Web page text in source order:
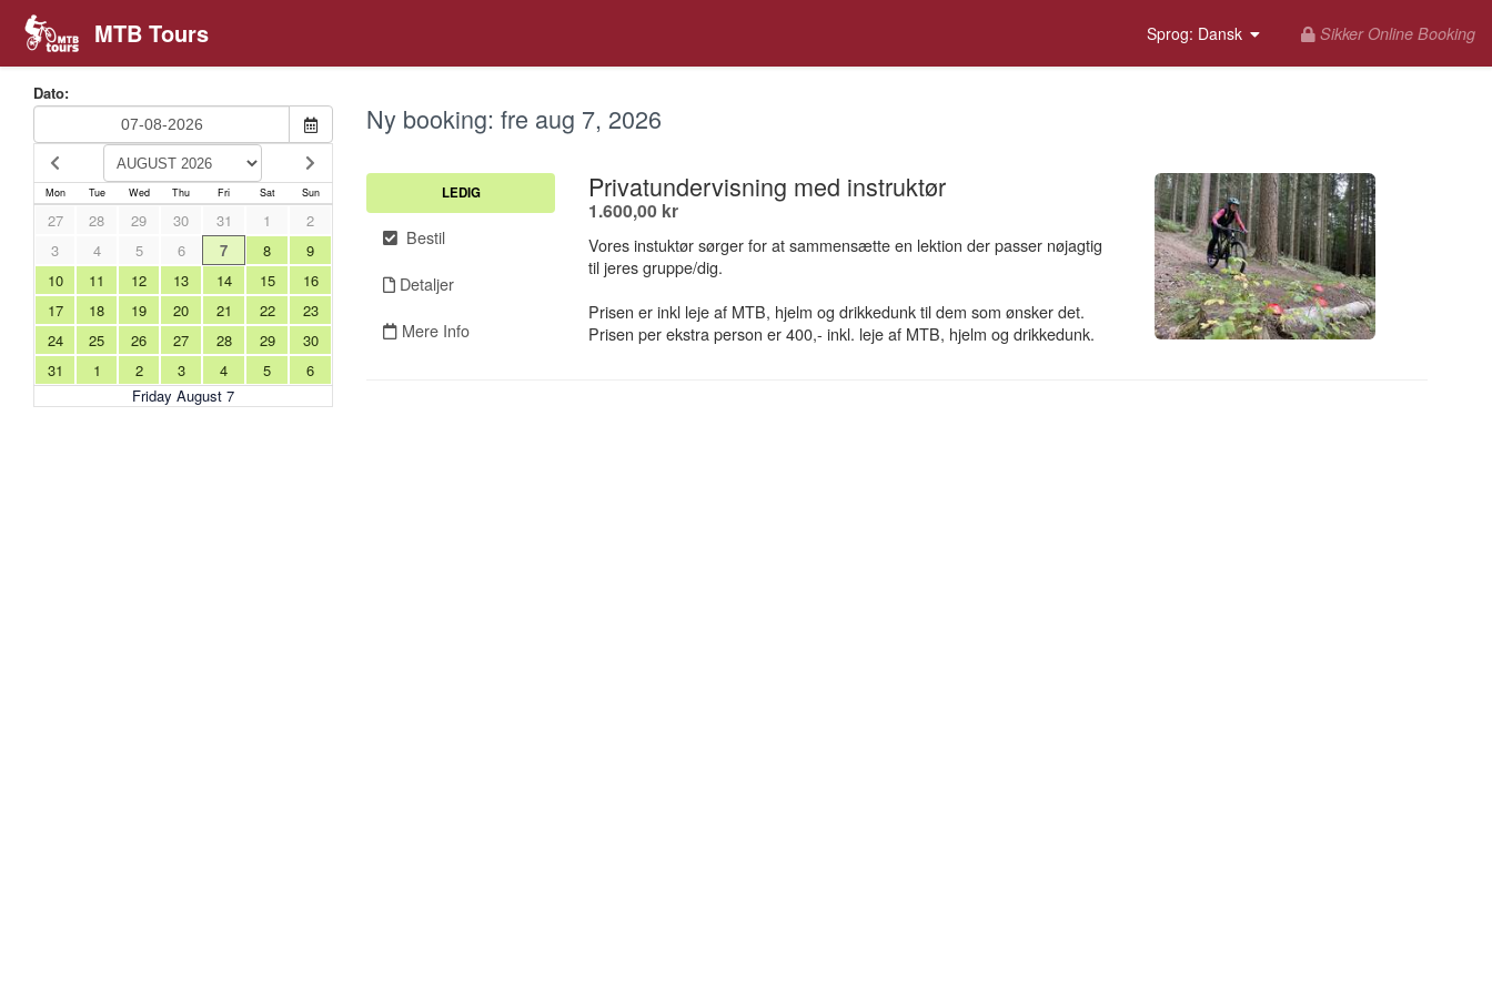
MTB Tours Sikker Online Booking
Sprog: Dansk
Dato:
Mon Tue Wed Thu Fri Sat Sun
Friday August 7
27 28 29 30 31 1
2
3
4 5 6 7 8
9
10
11 12 13 14 15
16
17
18 19 20 21 22
23
24
25 26 27 28 29
30
31
1 2 3 4 5 6
Ny booking: fre aug 7, 2026
LEDIG
Bestil
Detaljer
Mere Info
Privatundervisning med instruktør.
1.600,00 kr.
Vores instuktør sørger for at sammensætte en lektion der passer nøjagtig
til jeres gruppe/dig.
Prisen er inkl leje af MTB, hjelm og drikkedunk til dem som ønsker det.
Prisen per ekstra person er 400,- inkl. leje af MTB, hjelm og drikkedunk.